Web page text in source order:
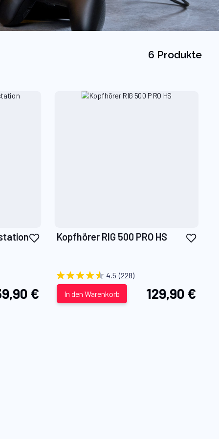
6 Produkte
Zur
€
Kopfhörer RIG 500 PRO HS
Zur
4.5 (228)
129,90 €
In den Warenkorb